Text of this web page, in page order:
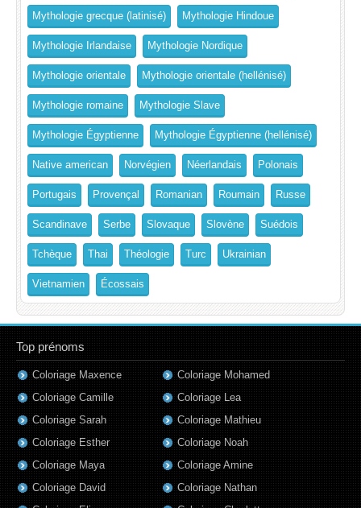
Mythologie grecque (latinisé) Mythologie Hindoue
Mythologie Irlandaise Mythologie Nordique
Mythologie orientale Mythologie orientale (hellénisé)
Mythologie romaine Mythologie Slave
Mythologie Égyptienne Mythologie Égyptienne (hellénisé)
Native american Norvégien Néerlandais Polonais
Portugais Provençal Romanian Roumain Russe
Scandinave Serbe Slovaque Slovène Suédois
Tchèque Thai Théologie Turc Ukrainian
Vietnamien Écossais
Top prénoms
Coloriage Maxence
Coloriage Camille
Coloriage Sarah
Coloriage Esther
Coloriage Maya
Coloriage David
Coloriage Mohamed
Coloriage Lea
Coloriage Mathieu
Coloriage Noah
Coloriage Amine
Coloriage Nathan